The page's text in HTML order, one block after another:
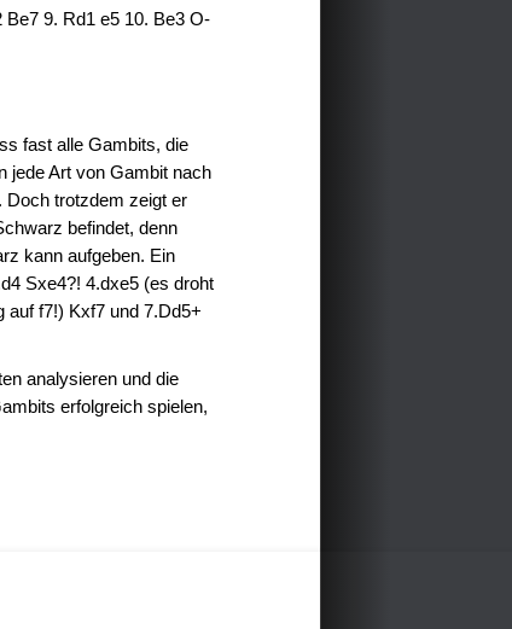
9. Rd1 e5 10. Be3 O-
fast alle Gambits, die
jede Art von Gambit nach
Doch trotzdem zeigt er
befindet, denn
kann aufgeben. Ein
Sxe4?! 4.dxe5 (es droht
f7!) Kxf7 und 7.Dd5+
analysieren und die
erfolgreich spielen,